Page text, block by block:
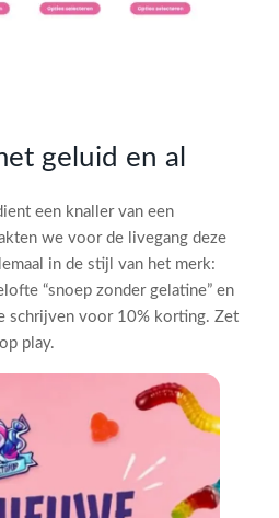
geluid en al
een knaller van een
we voor de livegang deze
in de stijl van het merk:
“snoep zonder gelatine” en
schrijven voor 10% korting. Zet
play.